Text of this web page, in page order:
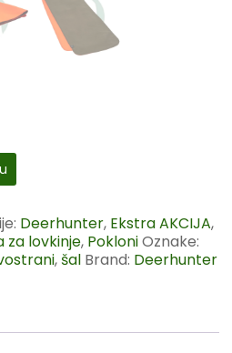
Deerhunter, Ekstra AKCIJA,
za lovkinje, PokloniOznake:
,šal Brand: Deerhunter